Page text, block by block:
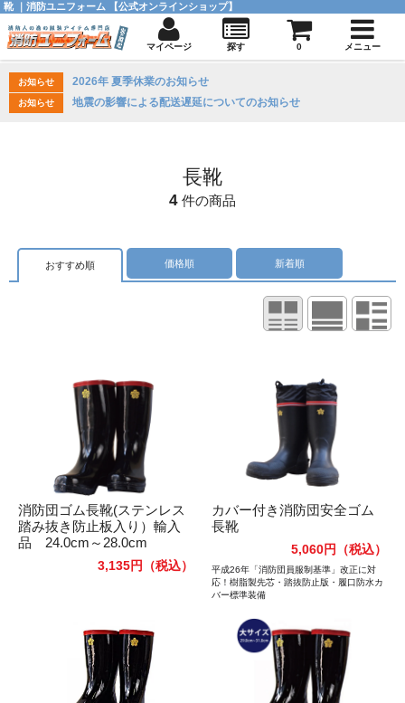
お知らせ 2026年 夏季休業のお知らせ
お知らせ 地震の影響による配送遅延についてのお知らせ
長靴
4 件の商品
おすすめ順 価格順 新着順
消防団ゴム長靴(ステンレス
踏み抜き防止板入り）輸入
品 24.0cm～28.0cm
3,135円 （税込）
カバー付き消防団安全ゴム
長靴
5,060円 （税込）
平成26年「消防団員服制基準」改正に対
応！樹脂製先芯・踏抜防止版・履口防水カ
バー標準装備
靴 ｜消防ユニフォーム 【公式オンラインショップ】
マイページ 探す 0 メニュー